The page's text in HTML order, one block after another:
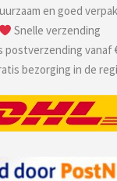
en goed
Snelle verzending
postverzending vanaf
bezorging in de